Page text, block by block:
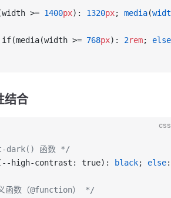
>= 1400px): 1320px; media(
>= 768px): 2rem; else
结合
css
dark() 函数 */
high-contrast: true): black; else
函数（@function） */